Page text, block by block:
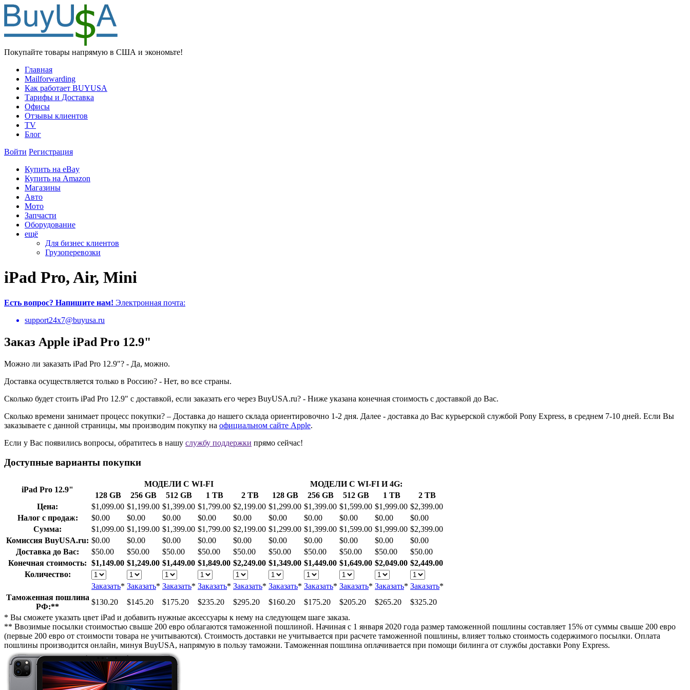
Покупайте товары напрямую в США и экономьте!
Главная
Mailforwarding
Как работает BUYUSA
Тарифы и Доставка
Офисы
Отзывы клиентов
TV
Блог
Войти Регистрация
Купить на eBay
Купить на Amazon
Магазины
Авто
Мото
Запчасти
Оборудование
ещё
Для бизнес клиентов
Грузоперевозки
iPad Pro, Air, Mini
Есть вопрос? Напишите нам! Электронная почта:
support24x7@buyusa.ru
Заказ Apple iPad Pro 12.9"
Можно ли заказать iPad Pro 12.9"? - Да, можно.
Доставка осуществляется только в Россию? - Нет, во все страны.
Сколько будет стоить iPad Pro 12.9" с доставкой, если заказать его через BuyUSA.ru? - Ниже указана конечная стоимость с доставкой до Вас.
Сколько времени занимает процесс покупки? – Доставка до нашего склада ориентировочно 1-2 дня. Далее - доставка до Вас курьерской службой Pony Express, в среднем 7-10 дней. Если Вы
заказываете с данной страницы, мы производим покупку на официальном сайте Apple.
Если у Вас появились вопросы, обратитесь в нашу cлужбу поддержки прямо сейчас!
Доступные варианты покупки
iPad Pro 12.9"
МОДЕЛИ С WI-FI
МОДЕЛИ С WI-FI И 4G:
128 GB
256 GB 512 GB 1 TB 2 TB 128 GB 256 GB 512 GB 1 TB
2 TB
Цена:
$1,099.00 $1,199.00 $1,399.00 $1,799.00 $2,199.00 $1,299.00 $1,399.00 $1,599.00 $1,999.00 $2,399.00
Налог с продаж:
$0.00 $0.00 $0.00 $0.00 $0.00 $0.00 $0.00 $0.00 $0.00
$0.00
Сумма:
$1,099.00 $1,199.00 $1,399.00 $1,799.00 $2,199.00 $1,299.00 $1,399.00 $1,599.00 $1,999.00 $2,399.00
Комиссия BuyUSA.ru: $0.00 $0.00 $0.00 $0.00 $0.00 $0.00 $0.00 $0.00 $0.00
$0.00
Доставка до Вас:
$50.00 $50.00 $50.00 $50.00 $50.00 $50.00 $50.00 $50.00 $50.00
$50.00
Конечная стоимость: $1,149.00 $1,249.00 $1,449.00 $1,849.00 $2,249.00 $1,349.00 $1,449.00 $1,649.00 $2,049.00 $2,449.00
Количество:
Заказать* Заказать* Заказать* Заказать* Заказать* Заказать* Заказать* Заказать* Заказать* Заказать*
Таможенная пошлина
РФ:**
$130.20 $145.20 $175.20 $235.20 $295.20 $160.20 $175.20 $205.20 $265.20
$325.20
* Вы сможете указать цвет iPad и добавить нужные аксессуары к нему на следующем шаге заказа.
** Ввозимые посылки стоимостью свыше 200 евро облагаются таможенной пошлиной. Начиная с 1 января 2020 года размер таможенной пошлины составляет 15% от суммы свыше 200 евро
(первые 200 евро от стоимости товара не учитываются). Стоимость доставки не учитывается при расчете таможенной пошлины, влияет только стоимость содержимого посылки. Оплата
пошлины производится онлайн, минуя BuyUSA, напрямую в пользу таможни. Таможенная пошлина оплачивается при помощи билинга от службы доставки Pony Express.